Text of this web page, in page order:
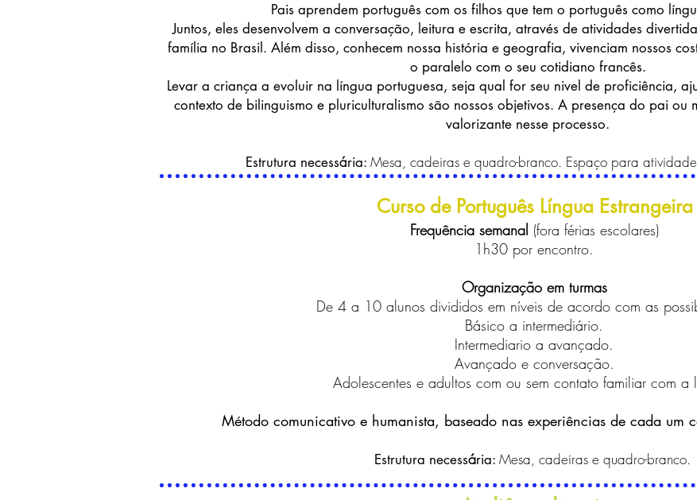
Pais aprendem português com os filhos que tem o português como
Juntos, eles desenvolvem a conversação, leitura e escrita, através de atividades
família no Brasil. Além disso, conhecem nossa história e geografia, vivenciam nossos
o paralelo com o seu cotidiano francês.
Levar a criança a evoluir na língua portuguesa, seja qual for seu nivel de proficiência,
contexto de bilinguismo e pluriculturalismo são nossos objetivos. A presença do pai ou
valorizante nesse processo.
Estrutura necessária: Mesa, cadeiras e quadro-branco. Espaço para
Curso de Português Língua Estrangeira
Frequência semanal (fora férias escolares)
1h30 por encontro.
Organização em turmas
De 4 a 10 alunos divididos em níveis de acordo com as
Básico a intermediário.
Intermediario a avançado.
Avançado e conversação.
Adolescentes e adultos com ou sem contato familiar com a l
Método comunicativo e humanista, baseado nas experiências de cada um
Estrutura necessária: Mesa, cadeiras e quadro-branco.